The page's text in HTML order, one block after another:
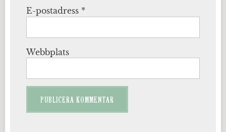
E-postadress *
Webbplats